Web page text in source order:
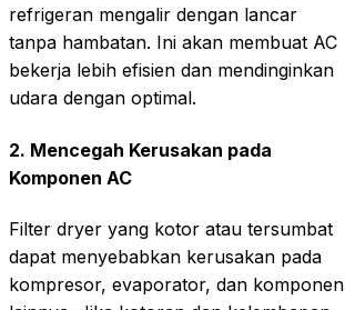
refrigeran mengalir dengan lancar
tanpa hambatan. Ini akan membuat AC
bekerja lebih efisien dan mendinginkan
udara dengan optimal.
2. Mencegah Kerusakan pada
Komponen AC
Filter dryer yang kotor atau tersumbat
dapat menyebabkan kerusakan pada
kompresor, evaporator, dan komponen